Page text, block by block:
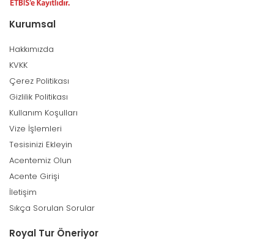
Kurumsal
Hakkımızda
KVKK
Çerez Politikası
Gizlilik Politikası
Kullanım Koşulları
Vize İşlemleri
Tesisinizi Ekleyin
Acentemiz Olun
Acente Girişi
İletişim
Sıkça Sorulan Sorular
Royal Tur Öneriyor